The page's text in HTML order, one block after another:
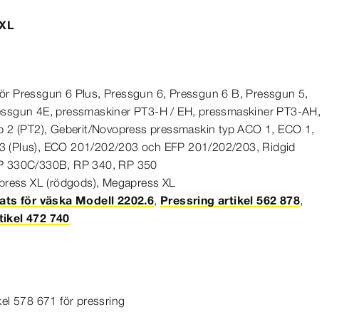
Pressgun 6 Plus, Pressgun 6, Pressgun 6 B, Pressgun 5,
4E, pressmaskiner PT3-H / EH, pressmaskiner PT3-AH,
2 (PT2), Geberit/Novopress pressmaskin typACO 1, ECO 1,
(Plus), ECO 201/202/203 och EFP 201/202/203, Ridgid
330C/330B, RP 340, RP 350
XL (rödgods), Megapress XL
för väska Modell 2202.6, Pressring artikel 562 878,
472 740
578 671 för pressring